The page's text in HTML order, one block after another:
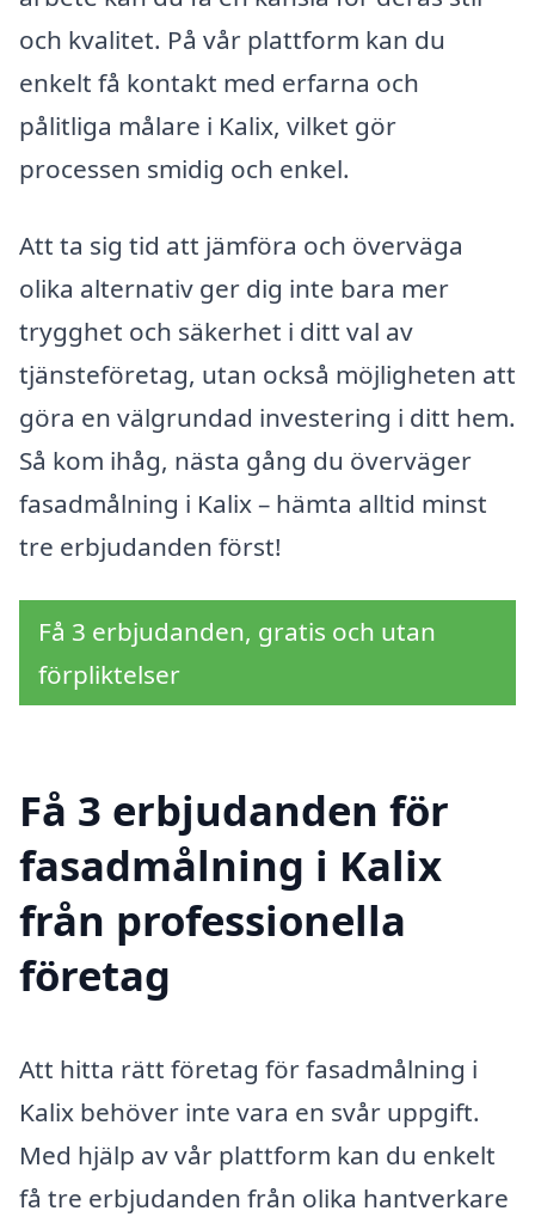
och kvalitet. På vår plattform kan du
enkelt få kontakt med erfarna och
pålitliga målare i Kalix, vilket gör
processen smidig och enkel.
Att ta sig tid att jämföra och överväga
olika alternativ ger dig inte bara mer
trygghet och säkerhet i ditt val av
tjänsteföretag, utan också möjligheten att
göra en välgrundad investering i ditt hem.
Så kom ihåg, nästa gång du överväger
fasadmålning i Kalix – hämta alltid minst
tre erbjudanden först!
Få 3 erbjudanden, gratis och utan
förpliktelser
Få 3 erbjudanden för
fasadmålning i Kalix
från professionella
företag
Att hitta rätt företag för fasadmålning i
Kalix behöver inte vara en svår uppgift.
Med hjälp av vår plattform kan du enkelt
få tre erbjudanden från olika hantverkare